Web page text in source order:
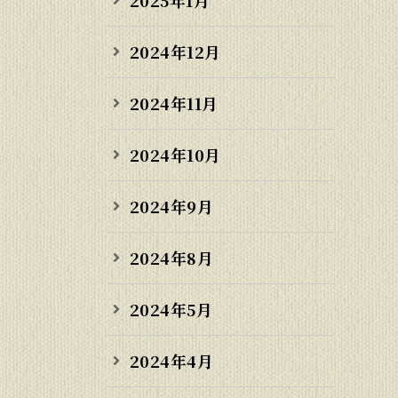
2024年12月
2024年11月
2024年10月
2024年9月
2024年8月
2024年5月
2024年4月